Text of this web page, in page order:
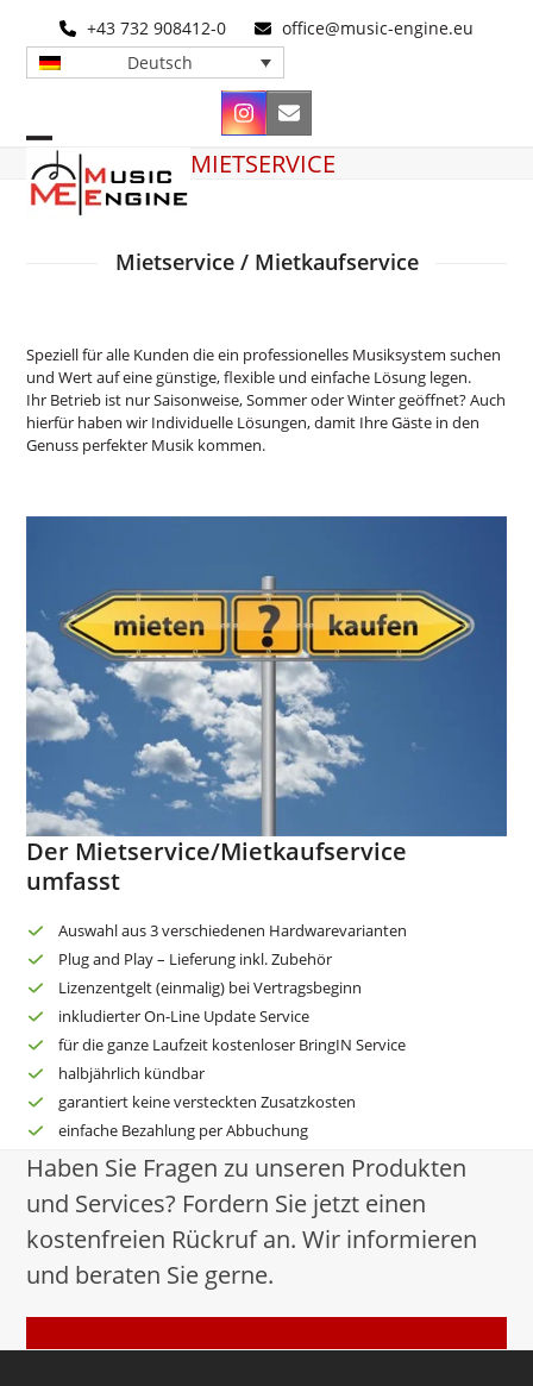
content
+43 732 908412-0
office@music-engine.eu
Deutsch
Instagram
E-
Mail
Open
mobile
Close
mobile
MIETSERVICE
Mietservice / Mietkaufservice
Speziell für alle Kunden die ein professionelles Musiksystem suchen
und Wert auf eine günstige, flexible und einfache Lösung legen.
Ihr Betrieb ist nur Saisonweise, Sommer oder Winter geöffnet? Auch
hierfür haben wir Individuelle Lösungen, damit Ihre Gäste in den
Genuss perfekter Musik kommen.
Der Mietservice/Mietkaufservice
umfasst
Auswahl aus 3 verschiedenen Hardwarevarianten
Plug and Play – Lieferung inkl. Zubehör
Lizenzentgelt (einmalig) bei Vertragsbeginn
inkludierter On-Line Update Service
für die ganze Laufzeit kostenloser BringIN Service
halbjährlich kündbar
garantiert keine versteckten Zusatzkosten
einfache Bezahlung per Abbuchung
Haben Sie Fragen zu unseren Produkten
und Services? Fordern Sie jetzt einen
kostenfreien Rückruf an. Wir informieren
und beraten Sie gerne.